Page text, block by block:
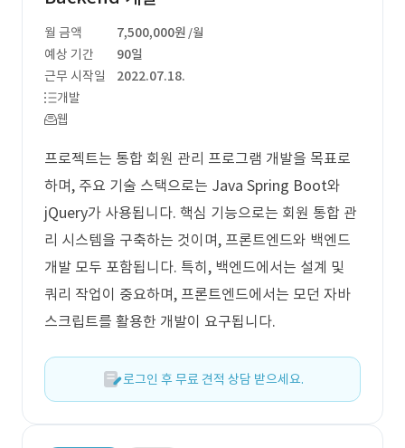
월 금액 7,500,000원 /월
예상 기간
90일
근무 시작일
2022.07.18.
개발
웹
프로젝트는 통합 회원 관리 프로그램 개발을 목표로
하며, 주요 기술 스택으로는 Java Spring Boot와
jQuery가 사용됩니다. 핵심 기능으로는 회원 통합 관
리 시스템을 구축하는 것이며, 프론트엔드와 백엔드
개발 모두 포함됩니다. 특히, 백엔드에서는 설계 및
쿼리 작업이 중요하며, 프론트엔드에서는 모던 자바
스크립트를 활용한 개발이 요구됩니다.
로그인 후 무료 견적 상담 받으세요.